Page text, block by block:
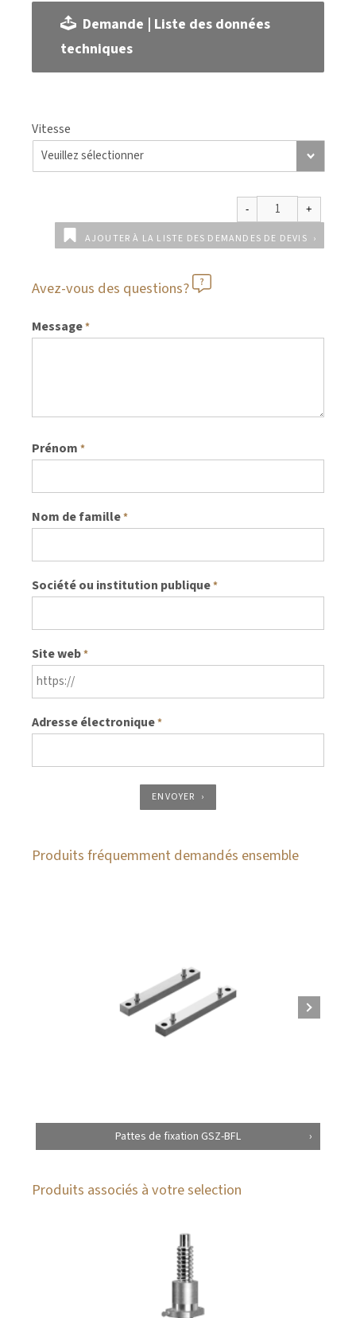
Demande | Liste des données
techniques
Vitesse
AJOUTER À LA LISTE DES DEMANDES DE DEVIS
Avez-vous des questions?
Message*
Prénom *
Nom de famille*
Société ou institution publique*
Site web*
Adresse électronique*
ENVOYER
Produits fréquemment demandés ensemble
Pattes de fixation GSZ-BFL
Produits associés à votre selection